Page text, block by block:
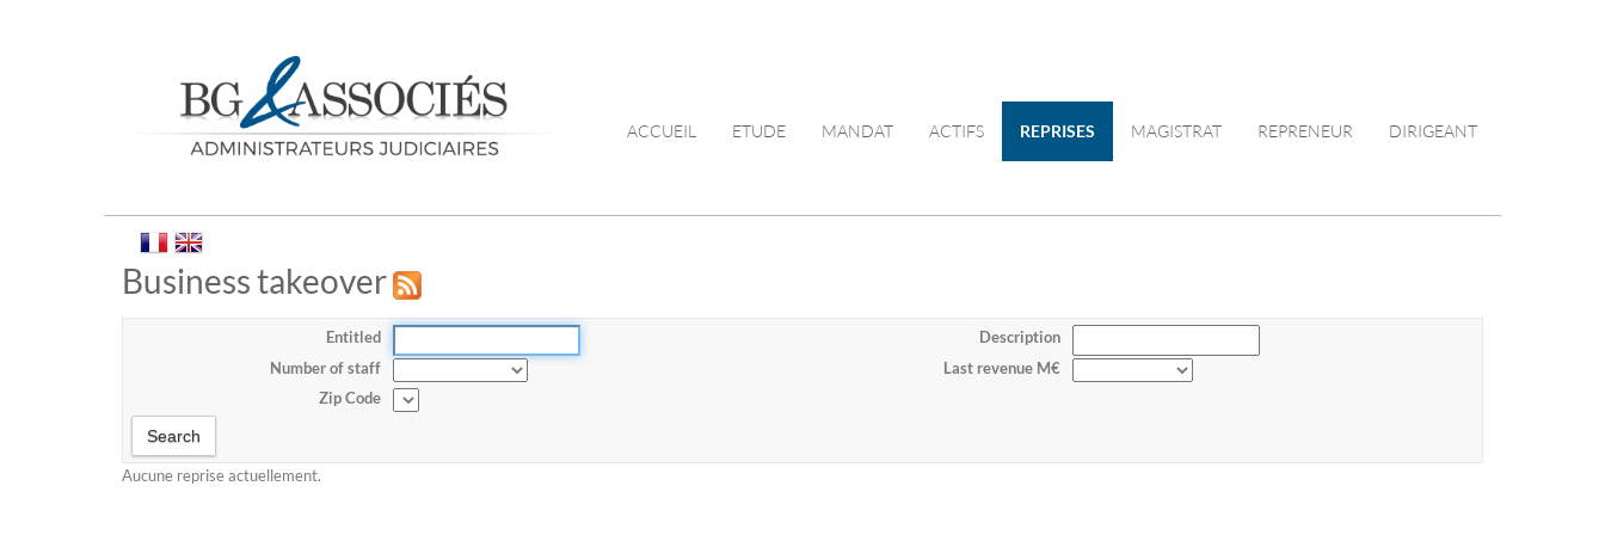
ACCUEIL ETUDE MANDAT ACTIFS REPRISES MAGISTRAT REPRENEUR DIRIGEANT
Business takeover
Entitled
Description
Number of staff
Last revenue M€
Zip Code
Aucune reprise actuellement.